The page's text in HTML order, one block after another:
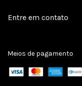
Entre em contato
Meios de pagamento